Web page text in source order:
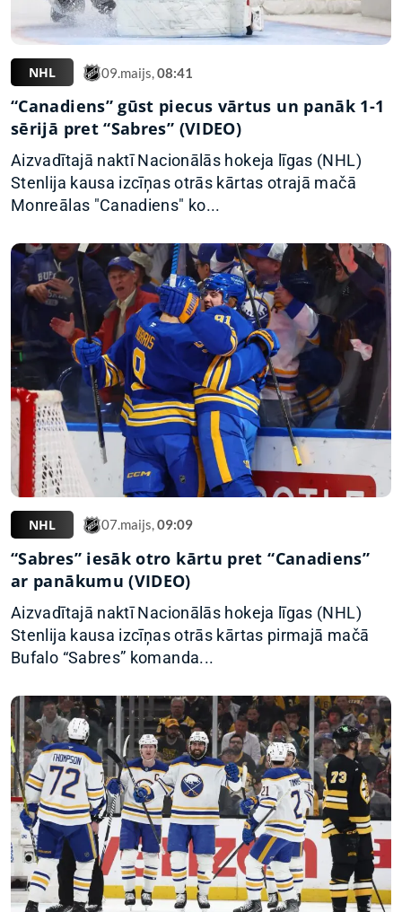
NHL 09.maijs,08:41
“Canadiens” gūst piecus vārtus un panāk 1-1
sērijā pret “Sabres” (VIDEO)
Aizvadītajā naktī Nacionālās hokeja līgas (NHL)
Stenlija kausa izcīņas otrās kārtas otrajā mačā
Monreālas "Canadiens" ko...
NHL 07.maijs,09:09
“Sabres” iesāk otro kārtu pret “Canadiens”
ar panākumu (VIDEO)
Aizvadītajā naktī Nacionālās hokeja līgas (NHL)
Stenlija kausa izcīņas otrās kārtas pirmajā mačā
Bufalo “Sabres” komanda...